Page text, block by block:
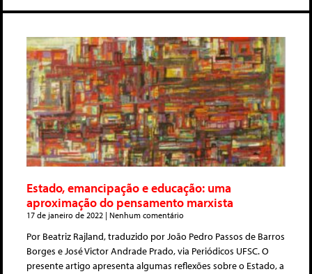
Estado, emancipação e educação: uma
aproximação do pensamento marxista
17 de janeiro de 2022 Nenhum comentário
Por Beatriz Rajland, traduzido por João Pedro Passos de Barros
Borges e José Victor Andrade Prado, via Periódicos UFSC. O
presente artigo apresenta algumas reflexões sobre o Estado, a